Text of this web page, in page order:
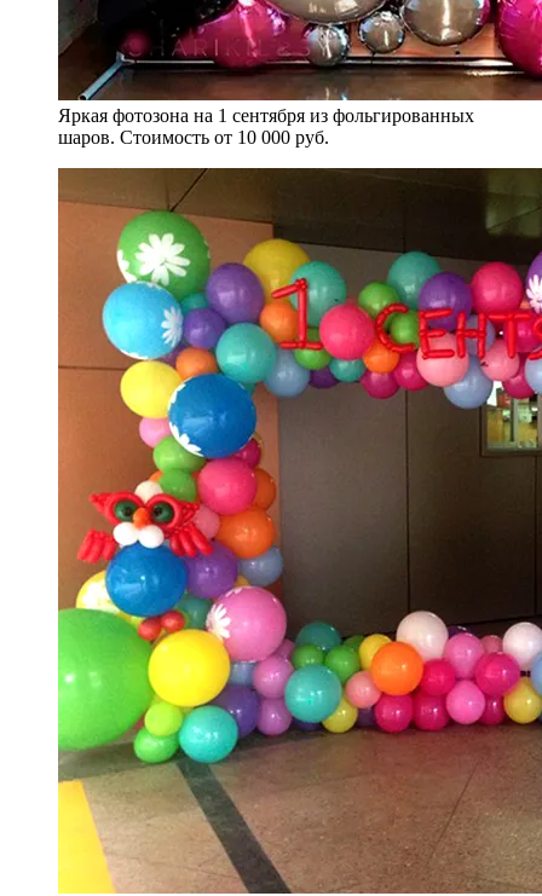
Яркая фотозона на 1 сентября из фольгированных
шаров. Стоимость от 10 000 руб.